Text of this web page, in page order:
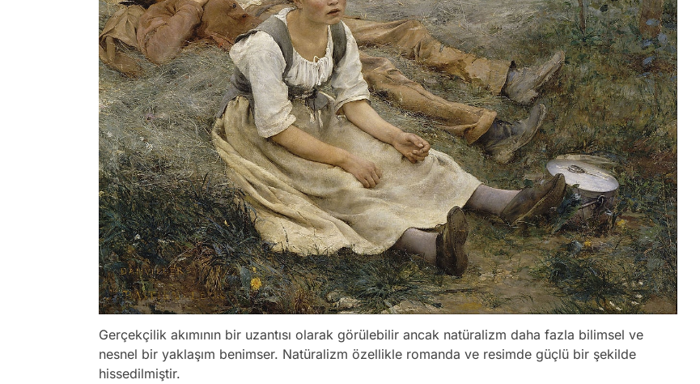
Gerçekçilik akımının bir uzantısı olarak görülebilir ancak natüralizm daha fazla bilimsel ve
nesnel bir yaklaşım benimser. Natüralizm özellikle romanda ve resimde güçlü bir şekilde
hissedilmiştir.